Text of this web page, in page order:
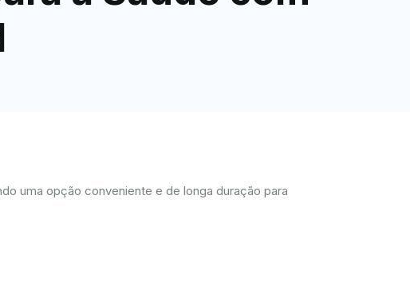
uma opção conveniente e de longa duração para